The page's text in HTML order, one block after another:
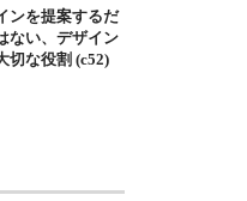
ンを提案するだ
ない、デザイン
切な役割 (c52)